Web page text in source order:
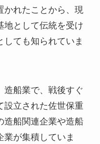
かれたことから、現
地として伝統を受け
ても知られていま
造船業で、戦後すぐ
設立された佐世保重
造船関連企業や造船
が集積していま